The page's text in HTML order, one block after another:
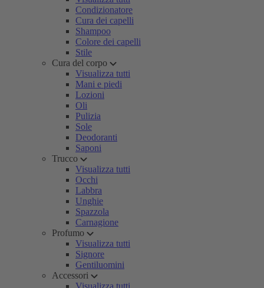
Condizionatore
Cura dei capelli
Shampoo
Colore dei capelli
Stile
Cura del corpo
Visualizza tutti
Mani e piedi
Lozioni
Oli
Pulizia
Sole
Deodoranti
Saponi
Trucco
Visualizza tutti
Occhi
Labbra
Unghie
Spazzola
Carnagione
Profumo
Visualizza tutti
Signore
Gentiluomini
Accessori
Visualizza tutti